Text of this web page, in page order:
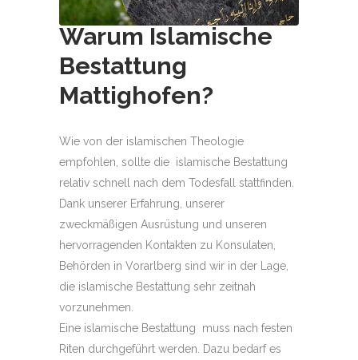
Warum Islamische
Bestattung
Mattighofen?
Wie von der islamischen Theologie
empfohlen, sollte die islamische Bestattung
relativ schnell nach dem Todesfall stattfinden.
Dank unserer Erfahrung, unserer
zweckmäßigen Ausrüstung und unseren
hervorragenden Kontakten zu Konsulaten,
Behörden in Vorarlberg sind wir in der Lage,
die islamische Bestattung sehr zeitnah
vorzunehmen.
Eine islamische Bestattung muss nach festen
Riten durchgeführt werden. Dazu bedarf es